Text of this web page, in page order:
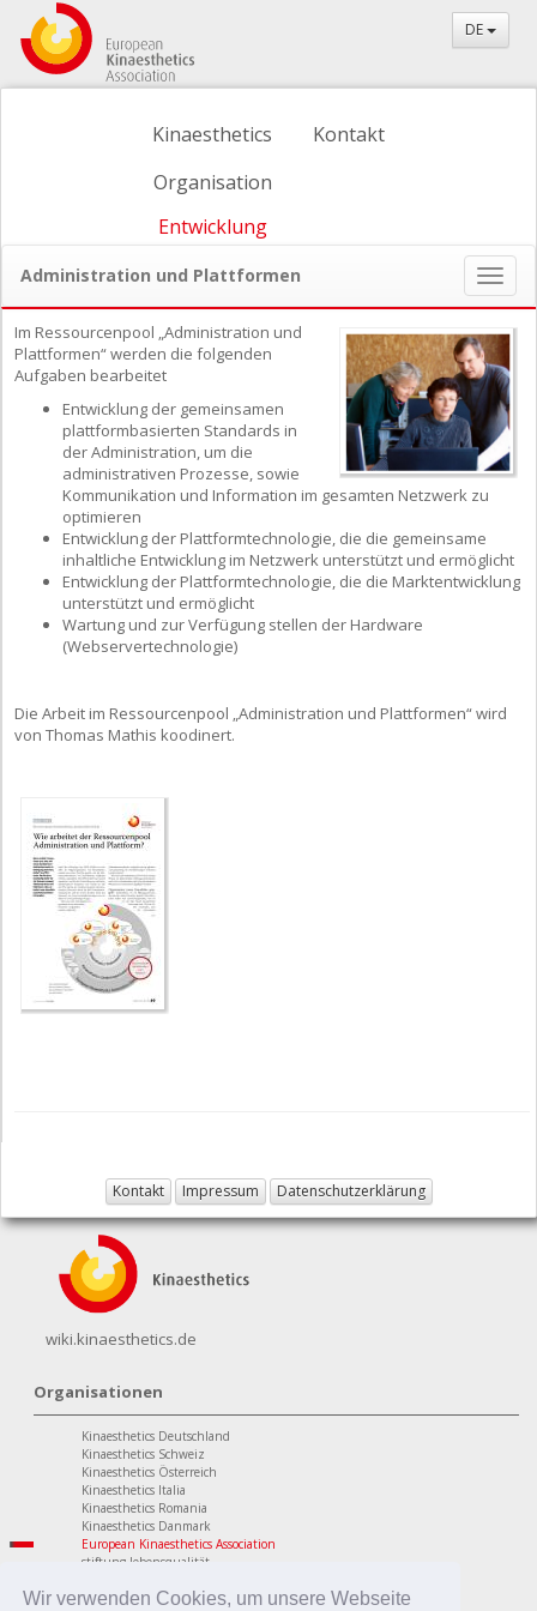
Wir verwenden Cookies, um unsere Webseite
DE
Kinaesthetics
Organisation
Entwicklung
Kontakt
Administration und Plattformen
ein-/
Im Ressourcenpool „Administration und
Plattformen“ werden die folgenden
Aufgaben bearbeitet
Entwicklung der gemeinsamen
plattformbasierten Standards in
der Administration, um die
administrativen Prozesse, sowie
Kommunikation und Information im gesamten Netzwerk zu
optimieren
Entwicklung der Plattformtechnologie, die die gemeinsame
inhaltliche Entwicklung im Netzwerk unterstützt und ermöglicht
Entwicklung der Plattformtechnologie, die die Marktentwicklung
unterstützt und ermöglicht
Wartung und zur Verfügung stellen der Hardware
(Webservertechnologie)
Die Arbeit im Ressourcenpool „Administration und Plattformen“ wird
von Thomas Mathis koodinert.
Kontakt Impressum Datenschutzerklärung
wiki.kinaesthetics.de
Organisationen
Kinaesthetics Deutschland
Kinaesthetics Schweiz
Kinaesthetics Österreich
Kinaesthetics Italia
Kinaesthetics Romania
Kinaesthetics Danmark
European Kinaesthetics Association
stiftung lebensqualität
Programme